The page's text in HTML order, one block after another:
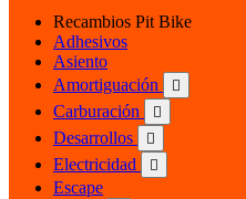
Recambios Pit Bike
Adhesivos
Asiento
Amortiguación

Carburación 
Desarrollos 
Electricidad 
Escape